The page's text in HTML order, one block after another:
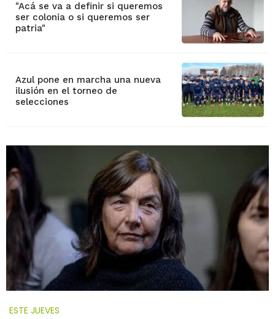
"Acá se va a definir si queremos
ser colonia o si queremos ser
patria"
Azul pone en marcha una nueva
ilusión en el torneo de
selecciones
ESTE JUEVES